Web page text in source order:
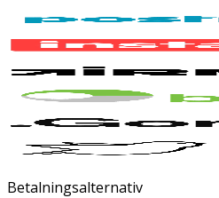
Betalningsalternativ